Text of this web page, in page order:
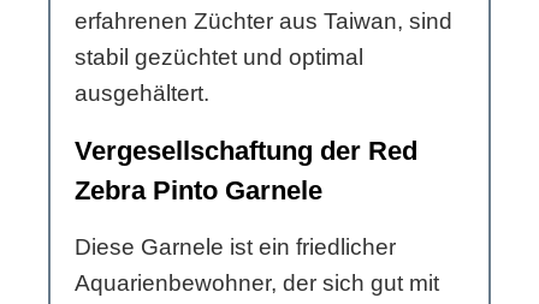
erfahrenen Züchter aus Taiwan, sind
stabil gezüchtet und optimal
ausgehältert.
Vergesellschaftung der Red
Zebra Pinto Garnele
Diese Garnele ist ein friedlicher
Aquarienbewohner, der sich gut mit